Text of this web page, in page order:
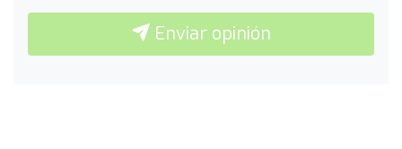
Enviar opinión